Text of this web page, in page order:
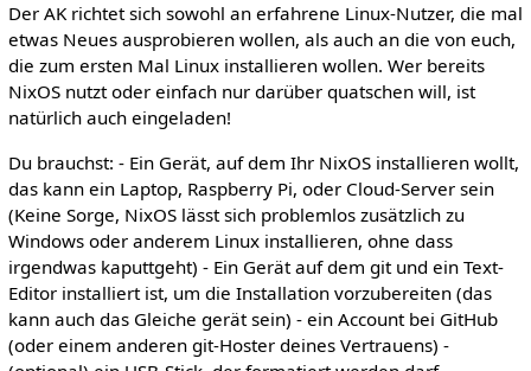
Der AK richtet sich sowohl an erfahrene Linux-Nutzer, die mal
etwas Neues ausprobieren wollen, als auch an die von euch,
die zum ersten Mal Linux installieren wollen. Wer bereits
NixOS nutzt oder einfach nur darüber quatschen will, ist
natürlich auch eingeladen!
Du brauchst: - Ein Gerät, auf dem Ihr NixOS installieren wollt,
das kann ein Laptop, Raspberry Pi, oder Cloud-Server sein
(Keine Sorge, NixOS lässt sich problemlos zusätzlich zu
Windows oder anderem Linux installieren, ohne dass
irgendwas kaputtgeht) - Ein Gerät auf dem git und ein Text-
Editor installiert ist, um die Installation vorzubereiten (das
kann auch das Gleiche gerät sein) - ein Account bei GitHub
(oder einem anderen git-Hoster deines Vertrauens) -